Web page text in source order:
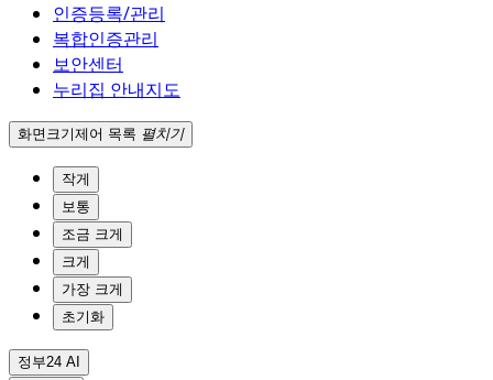
인증등록/관리
복합인증관리
보안센터
누리집 안내지도
화면크기제어 목록 펼치기
작게
보통
조금 크게
크게
가장 크게
초기화
정부24 AI